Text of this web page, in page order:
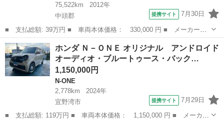
75,522km
2012年
中頭郡
提携サイト 7月30日
■ 支払総額: 39万円 ■ 車両本体価格： 330,000 円 ■ メーカー
名： ホンダ ■ 車種名： Ｎ－ＯＮＥ ■ グレード名： Ｇ 衝突
安全ボディ／スマートキー／プッシュスタート／アイドリングストッ
プ／オートエアコ...
沖縄 中頭郡 N-ONE
ホンダ Ｎ－ＯＮＥ オリジナル アンドロイド
オーディオ・ブルートゥース・バック…
1,150,000円
N-ONE
2,778km
2024年
宜野湾市
提携サイト 7月29日
■ 支払総額: 119万円 ■ 車両本体価格： 1,150,000 円 ■ メーカー